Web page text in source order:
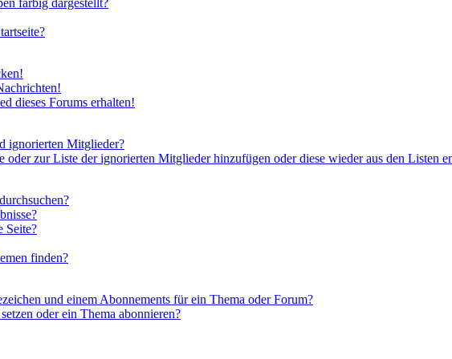
dieses Forums erhalten!
ignorierten Mitglieder?
zur Liste der ignorierten Mitglieder hinzufügen oder diese wieder aus den Listen
Seite?
finden?
und einem Abonnements für ein Thema oder Forum?
oder ein Thema abonnieren?